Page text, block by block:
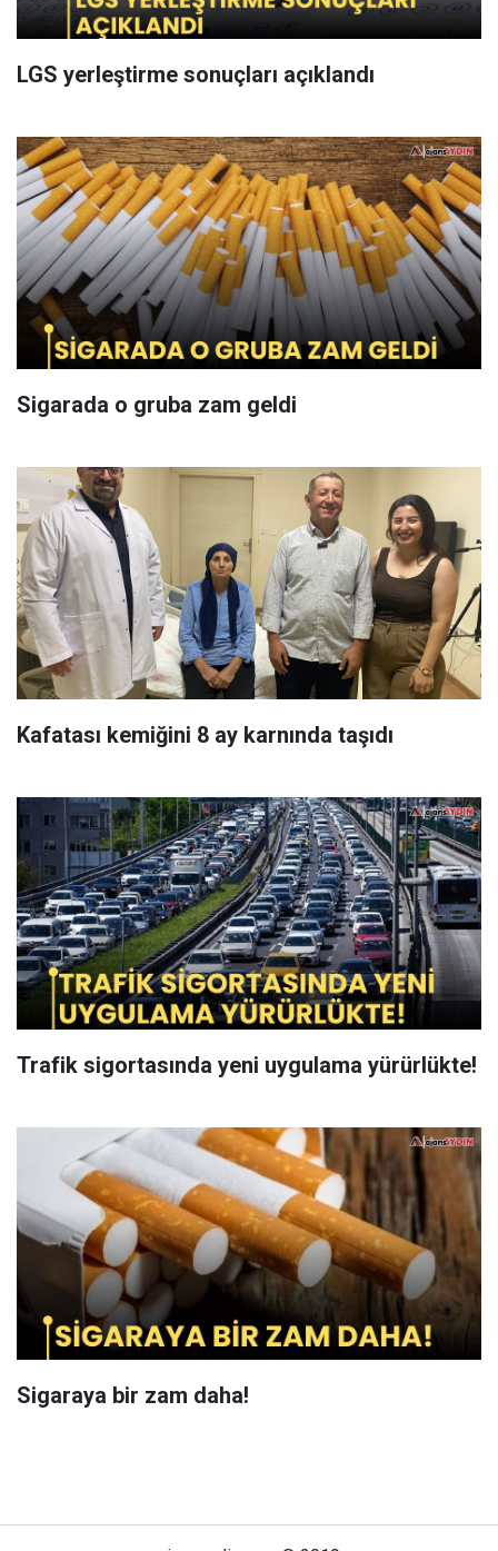
LGS yerleştirme sonuçları açıklandı
Sigarada o gruba zam geldi
Kafatası kemiğini 8 ay karnında taşıdı
Trafik sigortasında yeni uygulama yürürlükte!
Sigaraya bir zam daha!